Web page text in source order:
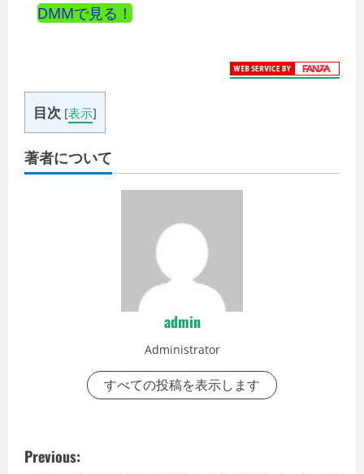
DMMで見る！
目次 [表示]
著者について
admin
Administrator
すべての投稿を表示します
P
Previous: